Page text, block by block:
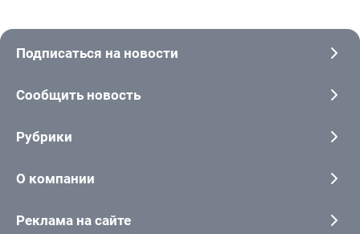
Подписаться на новости
Сообщить новость
Рубрики
О компании
Реклама на сайте